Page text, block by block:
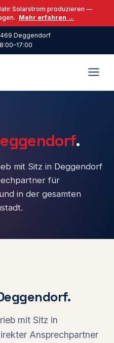
Solarstrom produzieren —
Mehr erfahren →
Deggendorf
.
mit Sitz in Deggendorf
für
in der gesamten
mit Sitz in
Ansprechpartner